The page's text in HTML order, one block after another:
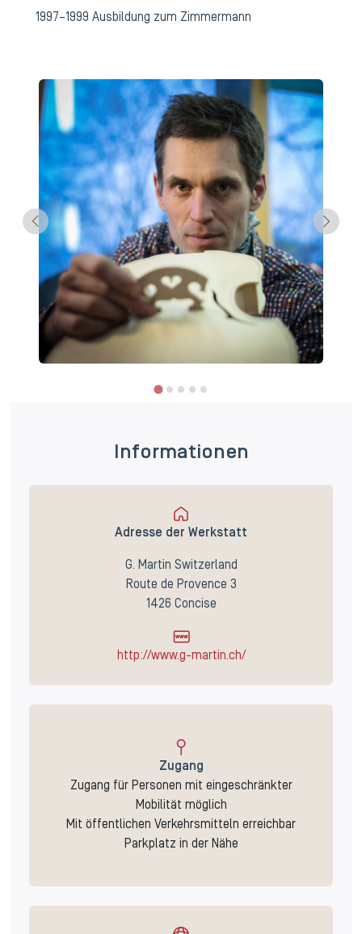
1997–1999 Ausbildung zum Zimmermann
Informationen
Adresse der Werkstatt
G. Martin Switzerland
Route de Provence 3
1426 Concise
http://www.g-martin.ch/
Zugang
Zugang für Personen mit eingeschränkter
Mobilität möglich
Mit öffentlichen Verkehrsmitteln erreichbar
Parkplatz in der Nähe